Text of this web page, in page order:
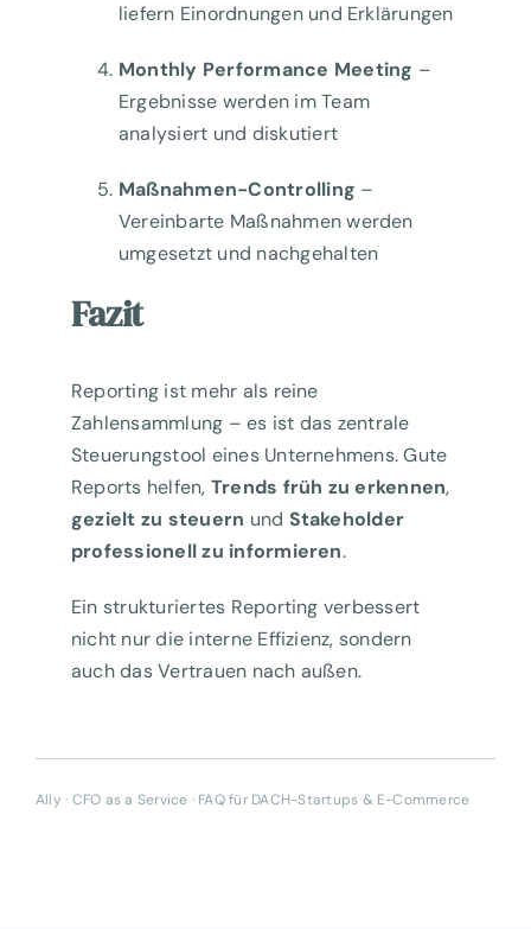
liefern Einordnungen und Erklärungen
Monthly Performance Meeting –
Ergebnisse werden im Team
analysiert und diskutiert
Maßnahmen-Controlling –
Vereinbarte Maßnahmen werden
umgesetzt und nachgehalten
Fazit
Reporting ist mehr als reine
Zahlensammlung – es ist das zentrale
Steuerungstool eines Unternehmens. Gute
Reports helfen, Trends früh zu erkennen,
gezielt zu steuern und Stakeholder
professionell zu informieren.
Ein strukturiertes Reporting verbessert
nicht nur die interne Effizienz, sondern
auch das Vertrauen nach außen.
Ally · CFO as a Service · FAQ für DACH-Startups & E-Commerce